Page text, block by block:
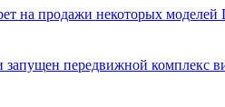
на продажи некоторых
передвижной комплекс